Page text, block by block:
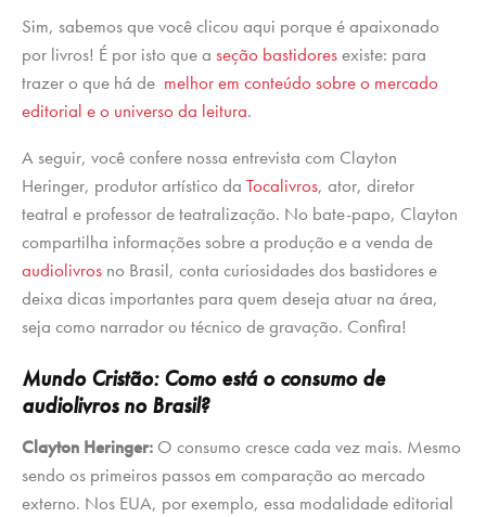
Sim, sabemos que você clicou aqui porque é apaixonado
por livros! É por isto que a seção bastidoresexiste: para
trazer o que há de melhor em conteúdo sobre o mercado
editorial e o universo da leitura.
A seguir, você confere nossa entrevista com Clayton
Heringer, produtor artístico da Tocalivros, ator, diretor
teatral e professor de teatralização. No bate-papo, Clayton
compartilha informações sobre a produção e a venda de
audiolivros no Brasil, conta curiosidades dos bastidores e
deixa dicas importantes para quem deseja atuar na área,
seja como narrador ou técnico de gravação. Confira!
Mundo Cristão: Como está o consumo de
audiolivros no Brasil?
Clayton Heringer: O consumo cresce cada vez mais. Mesmo
sendo os primeiros passos em comparação ao mercado
externo. Nos EUA, por exemplo, essa modalidade editorial